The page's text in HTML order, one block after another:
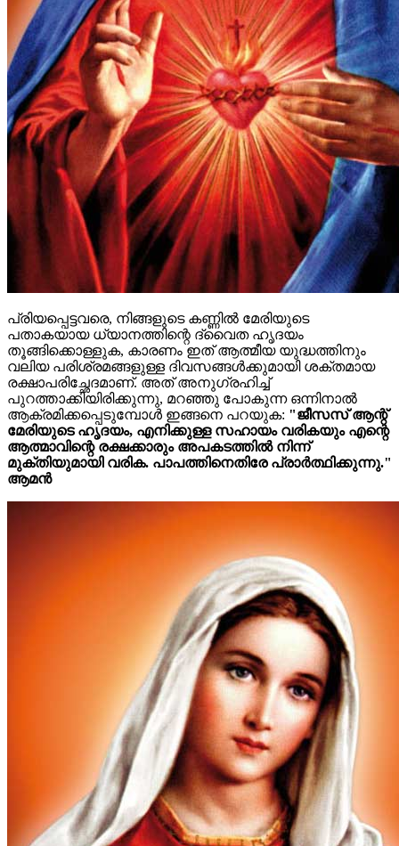
പ്രിയപ്പെട്ടവരെ, നിങ്ങളുടെ കണ്ണിൽ മേരിയുടെ
പതാകയായ ധ്യാനത്തിന്റെ ദ്വൈത ഹൃദയം
തൂങ്ങിക്കൊള്ളുക, കാരണം ഇത് ആത്മീയ യുദ്ധത്തിനും
വലിയ പരിശ്രമങ്ങളുള്ള ദിവസങ്ങൾക്കുമായി ശക്തമായ
രക്ഷാപരിച്ഛേദമാണ്. അത് അനുഗ്രഹിച്ച്
പുറത്താക്കിയിരിക്കുന്നു, മറഞ്ഞു പോകുന്ന ഒന്നിനാൽ
ആക്രമിക്കപ്പെടുമ്പോൾ ഇങ്ങനെ പറയുക: "ജീസസ് ആന്റ്
മേരിയുടെ ഹൃദയം, എനിക്കുള്ള സഹായം വരികയും എന്റെ
ആത്മാവിന്റെ രക്ഷക്കാരും അപകടത്തിൽ നിന്ന്
മുക്തിയുമായി വരിക. പാപത്തിനെതിരേ പ്രാർത്ഥിക്കുന്നു."
ആമൻ